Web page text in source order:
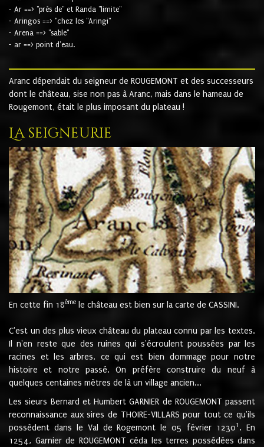
- Ar ==> "près de" et Randa "limite"
- Aringos ==> "chez les "Aringi"
- Arena ==> "sable"
- ar ==> point d'eau.
Aranc dépendait du seigneur de ROUGEMONT et des successeurs
dont le château, sise non pas à Aranc, mais dans le hameau de
Rougemont, était le plus imposant du plateau !
La seigneurie
En cette fin 18ème le château est bien sur la carte de CASSINI.
C'est un des plus vieux château du plateau connu par les textes.
Il n'en reste que des ruines qui s'écroulent poussées par les
racines et les arbres, ce qui est bien dommage pour notre
histoire et notre passé. On préfère construire du neuf à
quelques centaines mètres de là un village ancien...
Les sieurs Bernard et Humbert GARNIER de ROUGEMONT passent
reconnaissance aux sires de THOIRE-VILLARS pour tout ce qu'ils
possèdent dans le Val de Rogemont le 05 février 12301 . En
1254, Garnier de ROUGEMONT céda les terres possédées dans